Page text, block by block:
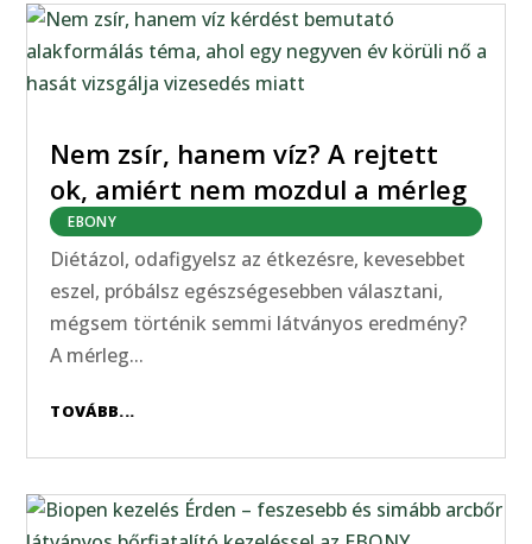
Nem zsír, hanem víz? A rejtett
ok, amiért nem mozdul a mérleg
EBONY
Diétázol, odafigyelsz az étkezésre, kevesebbet
eszel, próbálsz egészségesebben választani,
mégsem történik semmi látványos eredmény?
A mérleg...
TOVÁBB...